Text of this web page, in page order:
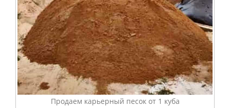
Продаем карьерный песок от 1 куба